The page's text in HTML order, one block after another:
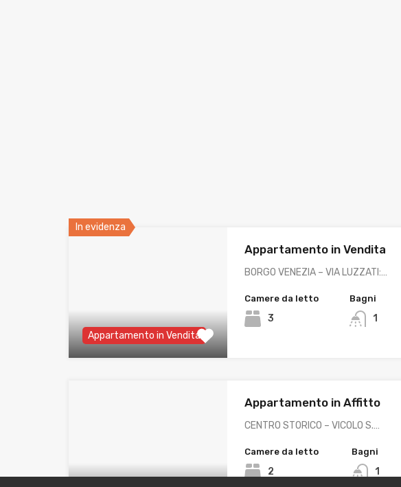
In evidenza
Appartamento in Vendita
Appartamento in Vendita
BORGO VENEZIA – VIA LUZZATI:…
Camere da letto
3
Bagni
1
Appartamento in Affitto
CENTRO STORICO – VICOLO S.…
Camere da letto
2
Bagni
1